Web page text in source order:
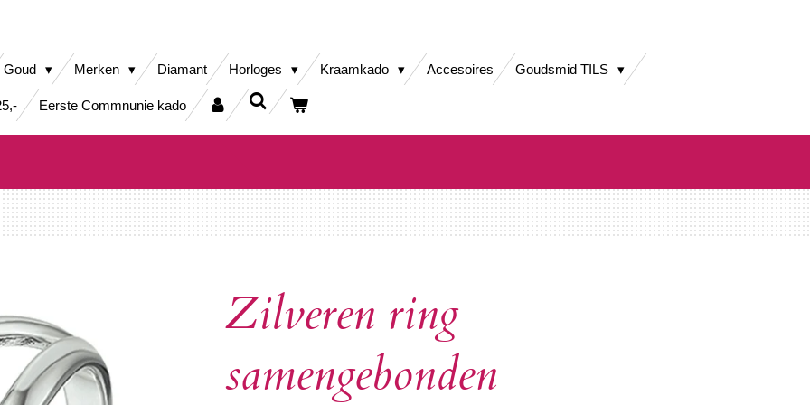
Goud Merken Diamant Horloges Kraamkado Accesoires Goudsmid TILS
Eerste Commnunie kado
Zilveren ring
samengebonden